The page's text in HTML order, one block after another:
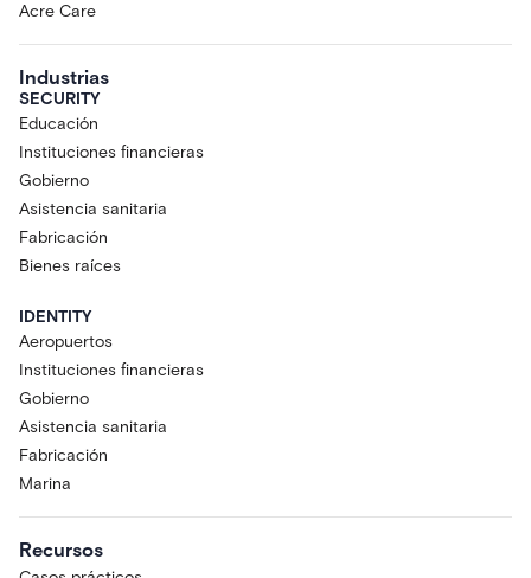
Acre Care
Industrias
SECURITY
Educación
Instituciones financieras
Gobierno
Asistencia sanitaria
Fabricación
Bienes raíces
IDENTITY
Aeropuertos
Instituciones financieras
Gobierno
Asistencia sanitaria
Fabricación
Marina
Recursos